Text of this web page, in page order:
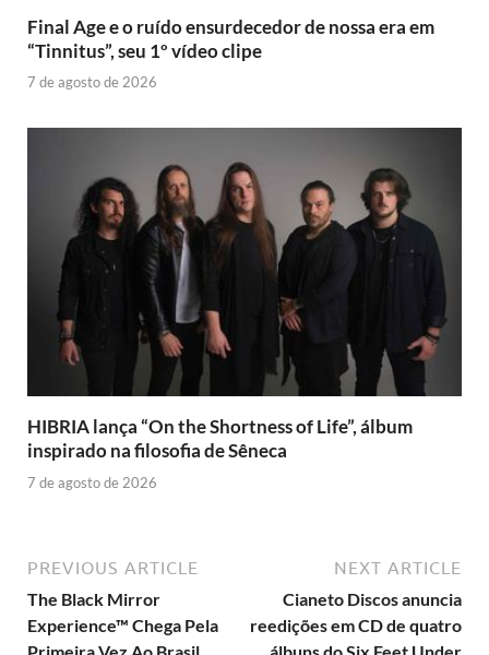
Final Age e o ruído ensurdecedor de nossa era em
“Tinnitus”, seu 1º vídeo clipe
7 de agosto de 2026
HIBRIA lança “On the Shortness of Life”, álbum
inspirado na filosofia de Sêneca
7 de agosto de 2026
PREVIOUS ARTICLE
The Black Mirror
Experience™ Chega Pela
NEXT ARTICLE
Cianeto Discos anuncia
reedições em CD de quatro